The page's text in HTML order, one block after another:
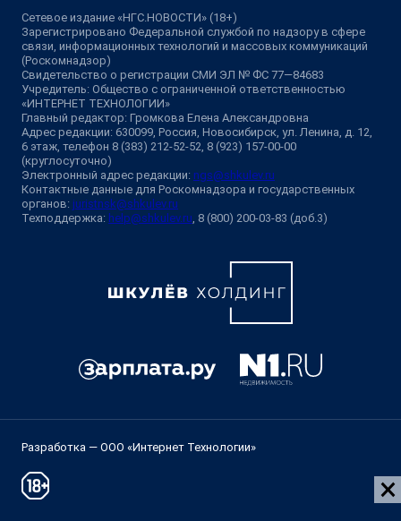
Сетевое издание «НГС.НОВОСТИ» (18+)
Зарегистрировано Федеральной службой по надзору в сфере
связи, информационных технологий и массовых коммуникаций
(Роскомнадзор)
Свидетельство о регистрации СМИ ЭЛ № ФС 77—84683
Учредитель: Общество с ограниченной ответственностью
«ИНТЕРНЕТ ТЕХНОЛОГИИ»
Главный редактор: Громкова Елена Александровна
Адрес редакции: 630099, Россия, Новосибирск, ул. Ленина, д. 12,
6 этаж, телефон 8 (383) 212-52-52, 8 (923) 157-00-00
(круглосуточно)
Электронный адрес редакции: ngs@shkulev.ru
Контактные данные для Роскомнадзора и государственных
органов: juristnsk@shkulev.ru
Техподдержка: help@shkulev.ru , 8 (800) 200-03-83 (доб.3)
Разработка — ООО «Интернет Технологии»